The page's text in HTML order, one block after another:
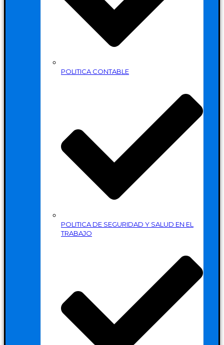
POLITICA CONTABLE
POLITICA DE SEGURIDAD Y SALUD EN EL
TRABAJO